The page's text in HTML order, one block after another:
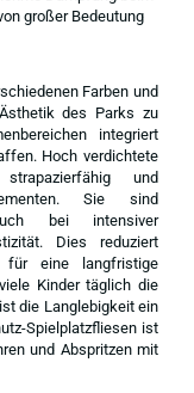
großer Bedeutung
Farben und
des Parks zu
integriert
Hoch verdichtete
und
Sie sind
bei intensiver
Dies reduziert
für eine langfristige
Kinder täglich die
die Langlebigkeit ein
Spielplatzfliesen ist
und Abspritzen mit